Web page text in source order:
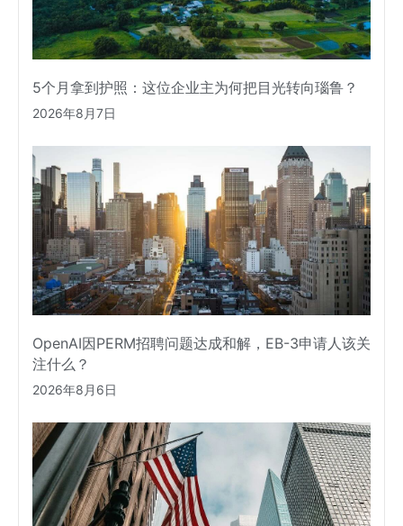
5个月拿到护照：这位企业主为何把目光转向瑙鲁？
2026年8月7日
OpenAI因PERM招聘问题达成和解，EB-3申请人该关
注什么？
2026年8月6日